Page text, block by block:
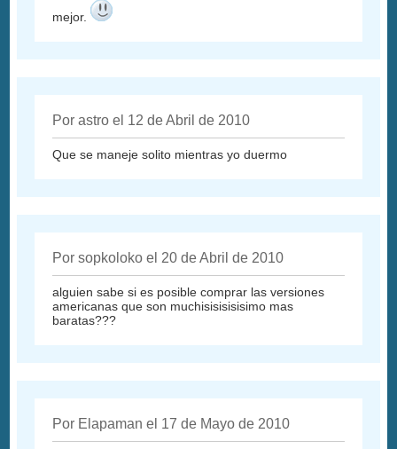
mejor.
Por astro el 12 de Abril de 2010
Que se maneje solito mientras yo duermo
Por sopkoloko el 20 de Abril de 2010
alguien sabe si es posible comprar las versiones
americanas que son muchisisisisisimo mas
baratas???
Por Elapaman el 17 de Mayo de 2010